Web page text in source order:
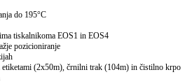
do 195°C
tiskalnikoma EOS1 in EOS4
pozicioniranje
etiketami (2x50m), črnilni trak (104m) in čistilno krpo